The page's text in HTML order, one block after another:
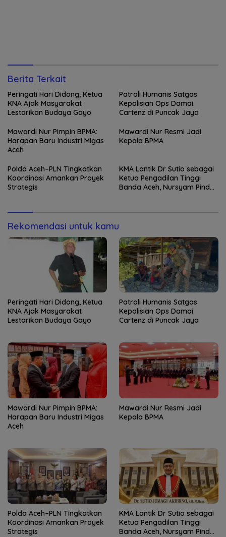
Berita Terkait
Peringati Hari Didong, Ketua
KNA Ajak Masyarakat
Lestarikan Budaya Gayo
Patroli Humanis Satgas
Kepolisian Ops Damai
Cartenz di Puncak Jaya
Mawardi Nur Pimpin BPMA:
Harapan Baru Industri Migas
Aceh
Mawardi Nur Resmi Jadi
Kepala BPMA
Polda Aceh–PLN Tingkatkan
Koordinasi Amankan Proyek
Strategis
KMA Lantik Dr Sutio sebagai
Ketua Pengadilan Tinggi
Banda Aceh, Nursyam Pindah
Rekomendasi untuk kamu
Peringati Hari Didong, Ketua
KNA Ajak Masyarakat
Lestarikan Budaya Gayo
Patroli Humanis Satgas
Kepolisian Ops Damai
Cartenz di Puncak Jaya
Mawardi Nur Pimpin BPMA:
Harapan Baru Industri Migas
Aceh
Mawardi Nur Resmi Jadi
Kepala BPMA
Polda Aceh–PLN Tingkatkan
Koordinasi Amankan Proyek
Strategis
KMA Lantik Dr Sutio sebagai
Ketua Pengadilan Tinggi
Banda Aceh, Nursyam Pindah